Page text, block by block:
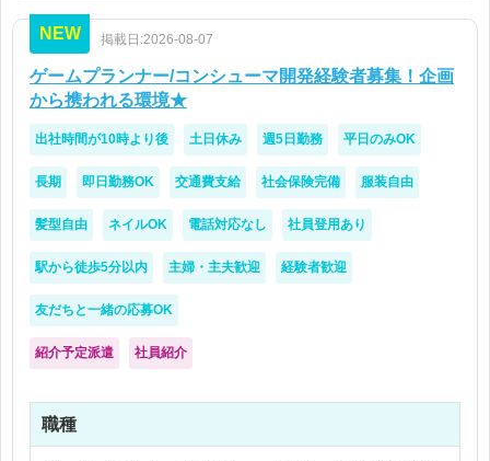
NEW 掲載日:2026-08-07
ゲームプランナー/コンシューマ開発経験者募集！企画
から携われる環境★
出社時間が10時より後 土日休み 週5日勤務 平日のみOK
長期 即日勤務OK 交通費支給 社会保険完備 服装自由
髪型自由 ネイルOK 電話対応なし 社員登用あり
駅から徒歩5分以内 主婦・主夫歓迎 経験者歓迎
友だちと一緒の応募OK
紹介予定派遣 社員紹介
職種